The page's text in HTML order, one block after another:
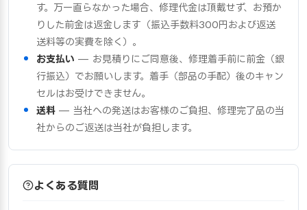
す。万一直らなかった場合、修理代金は頂戴せず、お預か
りした前金は返金します（振込手数料300円および返送
送料等の実費を除く）。
お支払い — お見積りにご同意後、修理着手前に前金（銀
行振込）でお願いします。着手（部品の手配）後のキャン
セルはお受けできません。
送料 — 当社への発送はお客様のご負担、修理完了品の当
社からのご返送は当社が負担します。
よくある質問